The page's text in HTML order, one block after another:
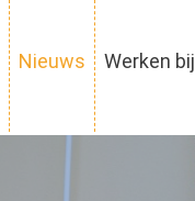
Nieuws Werken bij